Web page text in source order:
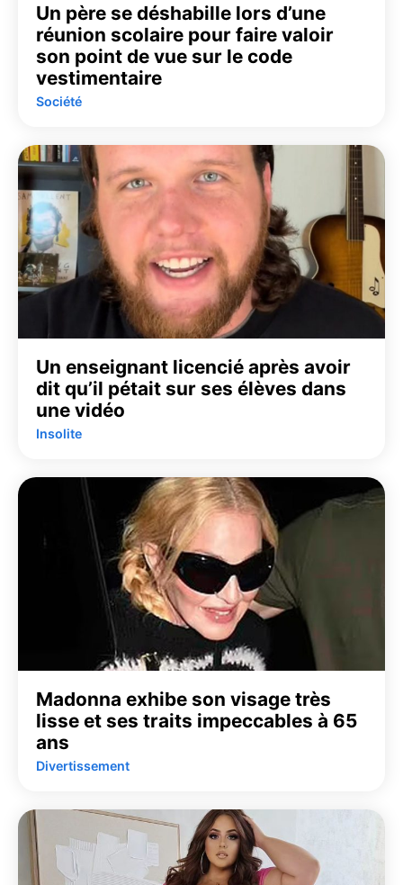
Un père se déshabille lors d’une
réunion scolaire pour faire valoir
son point de vue sur le code
vestimentaire
Société
Un enseignant licencié après avoir
dit qu’il pétait sur ses élèves dans
une vidéo
Insolite
Madonna exhibe son visage très
lisse et ses traits impeccables à 65
ans
Divertissement